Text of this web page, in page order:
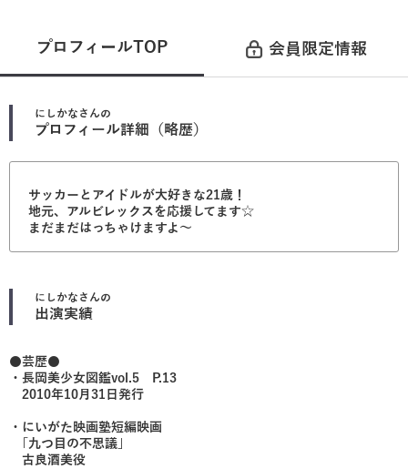
プロフィールTOP 会員限定情報
にしかな さんの
プロフィール詳細（略歴）
サッカーとアイドルが大好きな21歳！
地元、アルビレックスを応援してます☆
まだまだはっちゃけますよ〜
にしかな さんの
出演実績
●芸歴●
・長岡美少女図鑑vol.5 P.13
2010年10月31日発行
・にいがた映画塾短編映画
｢九つ目の不思議｣
古良酒美役